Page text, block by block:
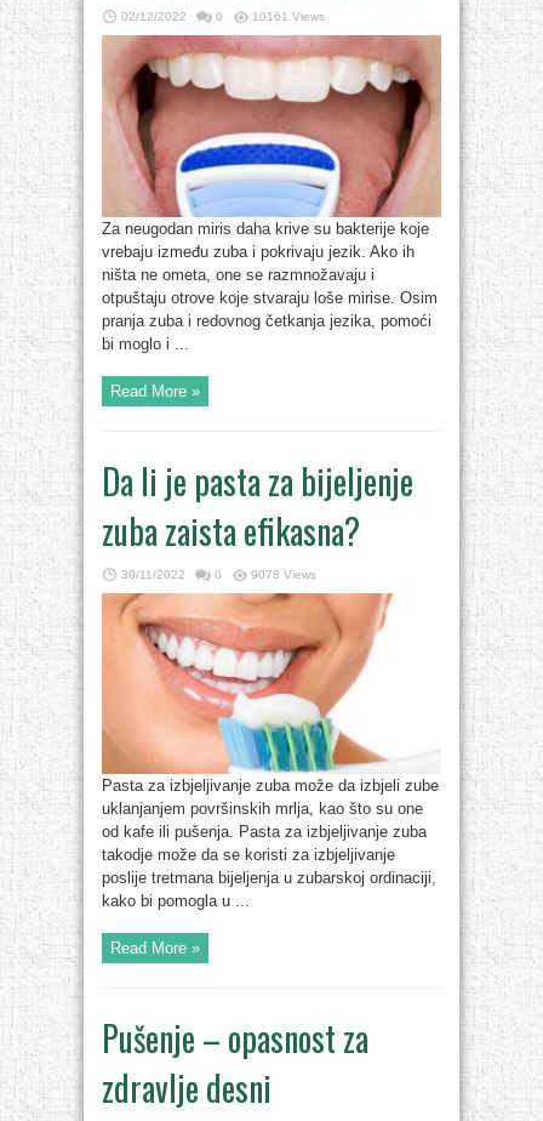
02/12/2022 0 10161 Views
Za neugodan miris daha krive su bakterije koje
vrebaju između zuba i pokrivaju jezik. Ako ih
ništa ne ometa, one se razmnožavaju i
otpuštaju otrove koje stvaraju loše mirise. Osim
pranja zuba i redovnog četkanja jezika, pomoći
bi moglo i ...
Read More »
Da li je pasta za bijeljenje
zuba zaista efikasna?
30/11/2022 0 9078 Views
Pasta za izbjeljivanje zuba može da izbjeli zube
uklanjanjem površinskih mrlja, kao što su one
od kafe ili pušenja. Pasta za izbjeljivanje zuba
takodje može da se koristi za izbjeljivanje
poslije tretmana bijeljenja u zubarskoj ordinaciji,
kako bi pomogla u ...
Read More »
Pušenje – opasnost za
zdravlje desni